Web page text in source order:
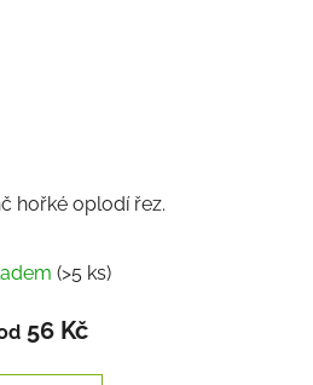
hořké oplodí řez.
(>5 ks)
56 Kč